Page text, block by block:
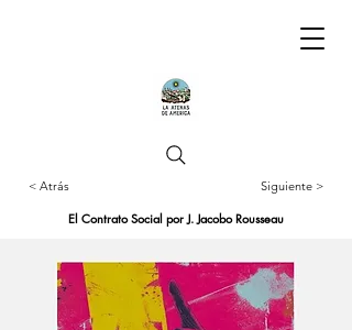
< Atrás Siguiente >
El Contrato Social por J. Jacobo Rousseau